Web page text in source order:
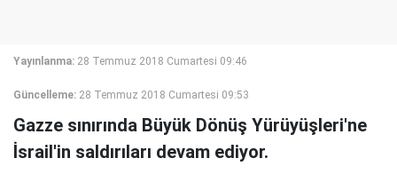
Yayınlanma: 28 Temmuz 2018 Cumartesi 09:46
Güncelleme: 28 Temmuz 2018 Cumartesi 09:53
Gazze sınırında Büyük Dönüş Yürüyüşleri'ne
İsrail'in saldırıları devam ediyor.